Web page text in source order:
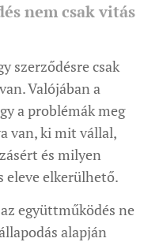
nem csak vitás
szerződésre csak
Valójában a
a problémák meg
van, ki mit vállal,
és milyen
eleve elkerülhető.
együttműködés ne
alapján